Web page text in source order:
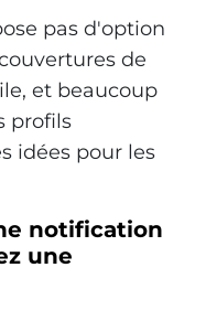
pas d'option
de
et beaucoup
profils
idées pour les
notification
une